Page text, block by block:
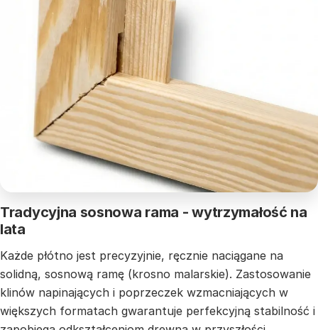
Tradycyjna sosnowa rama - wytrzymałość na
lata
Każde płótno jest precyzyjnie, ręcznie naciągane na
solidną, sosnową ramę (krosno malarskie). Zastosowanie
klinów napinających i poprzeczek wzmacniających w
większych formatach gwarantuje perfekcyjną stabilność i